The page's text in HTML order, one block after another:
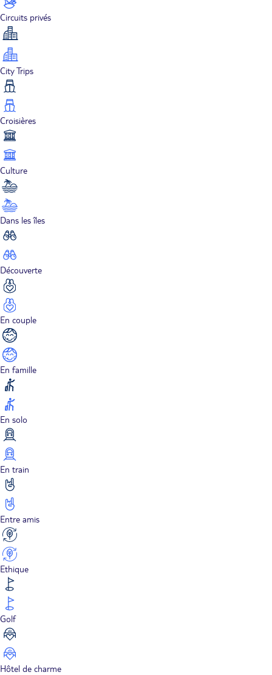
Circuits privés
City Trips
Croisières
Culture
Dans les îles
Découverte
En couple
En famille
En solo
En train
Entre amis
Ethique
Golf
Hôtel de charme